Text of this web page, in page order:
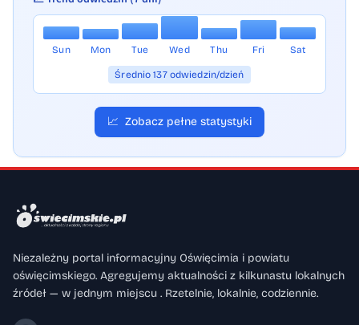
Sun Mon Tue Wed Thu Fri Sat
Średnio 137 odwiedzin/dzień
📈 Zobacz pełne statystyki
Niezależny portal informacyjny Oświęcimia i powiatu
oświęcimskiego. Agregujemy aktualności z kilkunastu lokalnych
źródeł — w jednym miejscu . Rzetelnie, lokalnie, codziennie.